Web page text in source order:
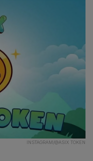
INSTAGRAM/@ASIX TOKEN